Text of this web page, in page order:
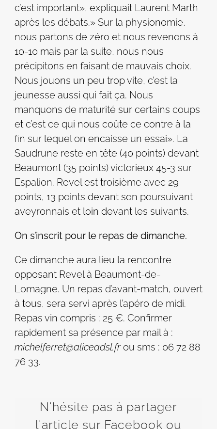
c’est important», expliquait Laurent Marth
après les débats.» Sur la physionomie,
nous partons de zéro et nous revenons à
10-10 mais par la suite, nous nous
précipitons en faisant de mauvais choix.
Nous jouons un peu trop vite, c’est la
jeunesse aussi qui fait ça. Nous
manquons de maturité sur certains coups
et c’est ce qui nous coûte ce contre à la
fin sur lequel on encaisse un essai». La
Saudrune reste en tête (40 points) devant
Beaumont (35 points) victorieux 45-3 sur
Espalion. Revel est troisième avec 29
points, 13 points devant son poursuivant
aveyronnais et loin devant les suivants.
On s’inscrit pour le repas de dimanche.
Ce dimanche aura lieu la rencontre
opposant Revel à Beaumont-de-
Lomagne. Un repas d’avant-match, ouvert
à tous, sera servi après l’apéro de midi.
Repas vin compris : 25 €. Confirmer
rapidement sa présence par mail à :
michelferret@aliceadsl.fr ou sms : 06 72 88
76 33.
N'hésite pas à partager
l'article sur Facebook ou